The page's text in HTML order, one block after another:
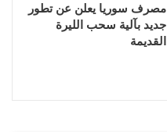
مصرف سوريا يعلن عن تطور
جديد بآلية سحب الليرة
القديمة